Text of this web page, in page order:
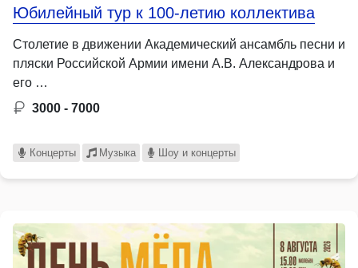
Юбилейный тур к 100-летию коллектива
Столетие в движении Академический ансамбль песни и
пляски Российской Армии имени А.В. Александрова и
его …
3000 - 7000
Концерты Музыка Шоу и концерты